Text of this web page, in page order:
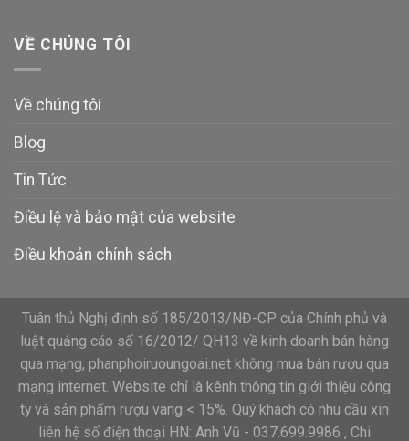
VỀ CHÚNG TÔI
Về chúng tôi
Blog
Tin Tức
Điều lệ và bảo mật của website
Điều khoản chính sách
Tuân thủ Nghị định số 185/2013/NĐ-CP của Chính phủ và
luật quảng cáo số 16/2012/ QH13 về kinh doanh bán hàng
qua mạng, phanphoiruoungoai.net không mua bán rượu qua
mạng internet. Website chỉ là kênh thông tin giới thiệu công
ty và sản phẩm rượu vang < 15%. Quý khách có nhu cầu xin
liên hệ số điện thoại HN: Anh Vũ - 037.699.9986 , Chi